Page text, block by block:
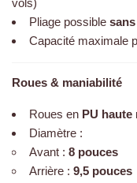
vols)
Pliage possible
Capacité maximale
Roues & maniabilité
Roues en PU
Diamètre :
Avant : 8 pouces
Arrière : 9,5 pouces